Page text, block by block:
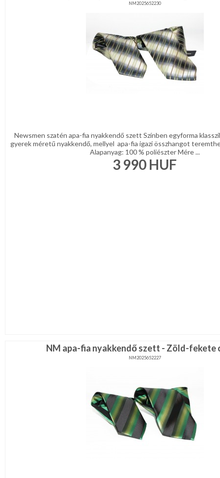
NM2025652230
Newsmen szatén apa-fia nyakkendő szett Színben egyforma
gyerek méretű nyakkendő, mellyel apa-fia igazi összhangot
Alapanyag: 100 % poliészter Mére ...
3 990 HUF
NM apa-fia nyakkendő szett - Zöld-fekete
NM2025652227